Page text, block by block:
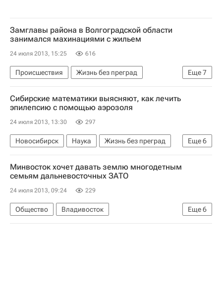
Замглавы района в Волгоградской области
занимался махинациями с жильем
24 июля 2013, 15:25 616
Еще7
Происшествия
Жизнь без преград
Калачевский район
Европа
Волгоградская область
Весь мир
Южный ФО
Детские вопросы
Сибирские математики выясняют, как лечить
эпилепсию с помощью аэрозоля
24 июля 2013, 13:30 297
Еще6
Новосибирск Наука
Жизнь без преград
Европа
Новосибирская область
Сибирский ФО
Весь мир
Здоровье
Россия
Минвосток хочет давать землю многодетным
семьям дальневосточных ЗАТО
24 июля 2013, 09:24 229
Еще6
Общество
Владивосток
Жизнь без преград
Дальневосточный ФО